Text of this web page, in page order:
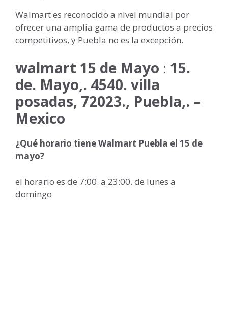
Walmart es reconocido a nivel mundial por
ofrecer una amplia gama de productos a precios
competitivos, y Puebla no es la excepción.
walmart 15 de Mayo : 15.
de. Mayo,. 4540. villa
posadas, 72023., Puebla,. –
Mexico
¿Qué horario tiene Walmart Puebla el 15 de
mayo?
el horario es de 7:00. a 23:00. de lunes a
domingo